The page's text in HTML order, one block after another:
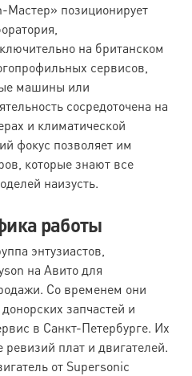
позиционирует
на британском
сервисов,
машины или
сосредоточена на
и климатической
фокус позволяет им
которые знают все
наизусть.
работы
энтузиастов,
на Авито для
Со временем они
запчастей и
в Санкт-Петербурге. Их
плат и двигателей.
от Supersonic